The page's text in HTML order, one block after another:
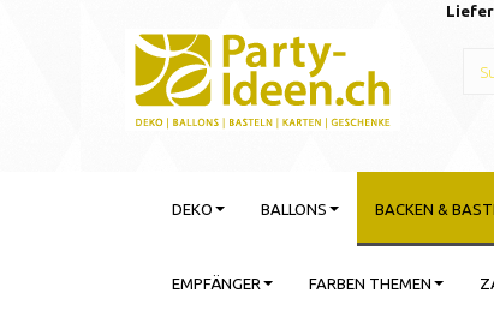
DEKO BALLONS BACKEN &
EMPFÄNGER FARBEN THEMEN